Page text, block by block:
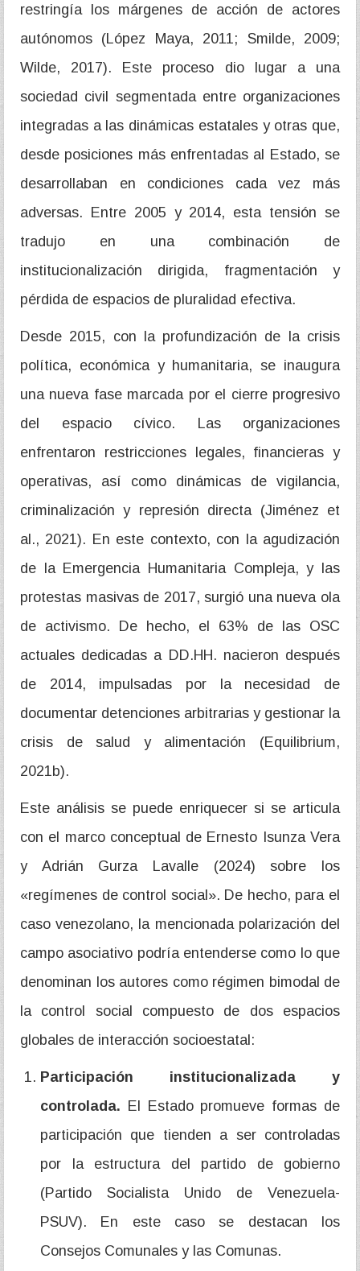
restringía los márgenes de acción de actores
autónomos (López Maya, 2011; Smilde, 2009;
Wilde, 2017). Este proceso dio lugar a una
sociedad civil segmentada entre organizaciones
integradas a las dinámicas estatales y otras que,
desde posiciones más enfrentadas al Estado, se
desarrollaban en condiciones cada vez más
adversas. Entre 2005 y 2014, esta tensión se
tradujo en una combinación de
institucionalización dirigida, fragmentación y
pérdida de espacios de pluralidad efectiva.
Desde 2015, con la profundización de la crisis
política, económica y humanitaria, se inaugura
una nueva fase marcada por el cierre progresivo
del espacio cívico. Las organizaciones
enfrentaron restricciones legales, financieras y
operativas, así como dinámicas de vigilancia,
criminalización y represión directa (Jiménez et
al., 2021). En este contexto, con la agudización
de la Emergencia Humanitaria Compleja, y las
protestas masivas de 2017, surgió una nueva ola
de activismo. De hecho, el 63% de las OSC
actuales dedicadas a DD.HH. nacieron después
de 2014, impulsadas por la necesidad de
documentar detenciones arbitrarias y gestionar la
crisis de salud y alimentación (Equilibrium,
2021b).
Este análisis se puede enriquecer si se articula
con el marco conceptual de Ernesto Isunza Vera
y Adrián Gurza Lavalle (2024) sobre los
«regímenes de control social». De hecho, para el
caso venezolano, la mencionada polarización del
campo asociativo podría entenderse como lo que
denominan los autores como régimen bimodal de
la control social compuesto de dos espacios
globales de interacción socioestatal:
Participación institucionalizada y
controlada. El Estado promueve formas de
participación que tienden a ser controladas
por la estructura del partido de gobierno
(Partido Socialista Unido de Venezuela-
PSUV). En este caso se destacan los
Consejos Comunales y las Comunas.